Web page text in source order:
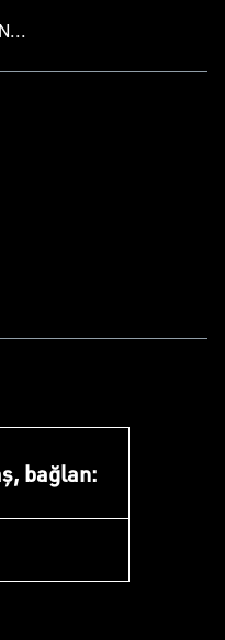
Sanatın Mimari İle Buluştuğu Nokta
bağlan: